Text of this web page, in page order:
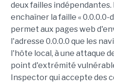
deux failles
enchaîner la faille « 0.0.0.0-
permet aux pages web
l'adresse 0.0.0.0 que les
l'hôte local, à une attaque
point d'extrémité
Inspector qui accepte des